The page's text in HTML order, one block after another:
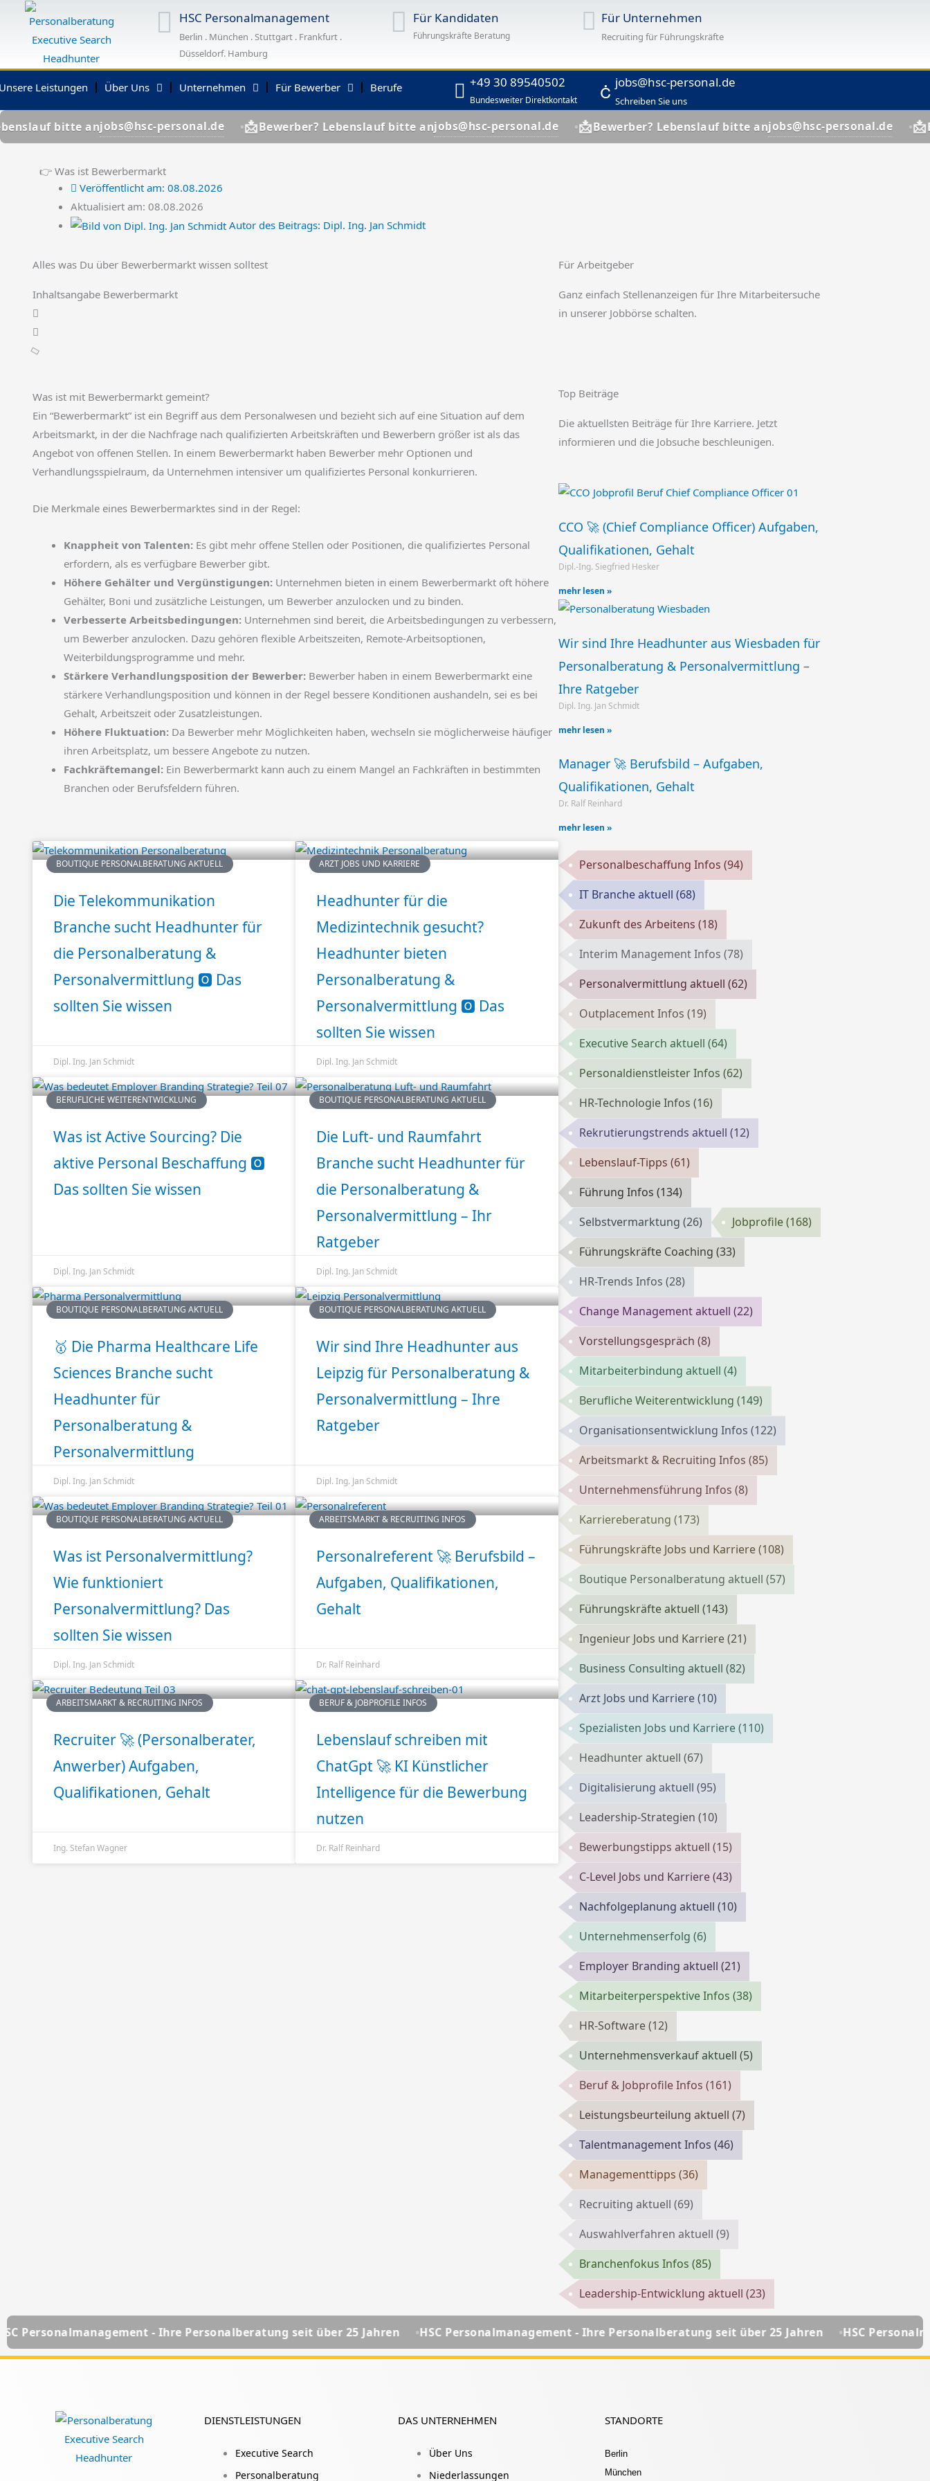
springen
HSC Personalmanagement
Berlin . München . Stuttgart . Frankfurt .
Düsseldorf. Hamburg
Für Kandidaten
Führungskräfte Beratung
Für Unternehmen
Recruiting für Führungskräfte
Leistungen Über Uns Unternehmen Für Bewerber Berufe +49 30 89540502
Bundesweiter Direktkontakt
jobs@hsc-personal.de
Schreiben Sie uns
anjobs@hsc-personal.de 📩Bewerber? Lebenslauf bitte anjobs@hsc-personal.de 📩Bewerber? Lebenslauf bitte anjobs@hsc-personal.de 📩
👉 Was ist Bewerbermarkt
Veröffentlicht am: 08.08.2026
Aktualisiert am: 08.08.2026
Autor des Beitrags: Dipl. Ing. Jan Schmidt
Alles was Du über Bewerbermarkt wissen solltest
Inhaltsangabe Bewerbermarkt
Was ist mit Bewerbermarkt gemeint?
Ein “Bewerbermarkt” ist ein Begriff aus dem Personalwesen und bezieht sich auf eine Situation auf dem
Arbeitsmarkt, in der die Nachfrage nach qualifizierten Arbeitskräften und Bewerbern größer ist als das
Angebot von offenen Stellen. In einem Bewerbermarkt haben Bewerber mehr Optionen und
Verhandlungsspielraum, da Unternehmen intensiver um qualifiziertes Personal konkurrieren.
Die Merkmale eines Bewerbermarktes sind in der Regel:
Knappheit von Talenten: Es gibt mehr offene Stellen oder Positionen, die qualifiziertes Personal
erfordern, als es verfügbare Bewerber gibt.
Höhere Gehälter und Vergünstigungen: Unternehmen bieten in einem Bewerbermarkt oft höhere
Gehälter, Boni und zusätzliche Leistungen, um Bewerber anzulocken und zu binden.
Verbesserte Arbeitsbedingungen: Unternehmen sind bereit, die Arbeitsbedingungen zu verbessern,
um Bewerber anzulocken. Dazu gehören flexible Arbeitszeiten, Remote-Arbeitsoptionen,
Weiterbildungsprogramme und mehr.
Stärkere Verhandlungsposition der Bewerber: Bewerber haben in einem Bewerbermarkt eine
stärkere Verhandlungsposition und können in der Regel bessere Konditionen aushandeln, sei es bei
Gehalt, Arbeitszeit oder Zusatzleistungen.
Höhere Fluktuation: Da Bewerber mehr Möglichkeiten haben, wechseln sie möglicherweise häufiger
ihren Arbeitsplatz, um bessere Angebote zu nutzen.
Fachkräftemangel: Ein Bewerbermarkt kann auch zu einem Mangel an Fachkräften in bestimmten
Branchen oder Berufsfeldern führen.
BOUTIQUE PERSONALBERATUNG AKTUELL
Die Telekommunikation
Branche sucht Headhunter für
die Personalberatung &
Personalvermittlung 🅾️ Das
sollten Sie wissen
Dipl. Ing. Jan Schmidt
ARZT JOBS UND KARRIERE
Headhunter für die
Medizintechnik gesucht?
Headhunter bieten
Personalberatung &
Personalvermittlung 🅾️ Das
sollten Sie wissen
Dipl. Ing. Jan Schmidt
BERUFLICHE WEITERENTWICKLUNG
Was ist Active Sourcing? Die
aktive Personal Beschaffung 🅾️
Das sollten Sie wissen
Dipl. Ing. Jan Schmidt
BOUTIQUE PERSONALBERATUNG AKTUELL
Die Luft- und Raumfahrt
Branche sucht Headhunter für
die Personalberatung &
Personalvermittlung – Ihr
Ratgeber
Dipl. Ing. Jan Schmidt
BOUTIQUE PERSONALBERATUNG AKTUELL
🥇 Die Pharma Healthcare Life
Sciences Branche sucht
Headhunter für
Personalberatung &
Personalvermittlung
Dipl. Ing. Jan Schmidt
BOUTIQUE PERSONALBERATUNG AKTUELL
Wir sind Ihre Headhunter aus
Leipzig für Personalberatung &
Personalvermittlung – Ihre
Ratgeber
Dipl. Ing. Jan Schmidt
BOUTIQUE PERSONALBERATUNG AKTUELL
Was ist Personalvermittlung?
Wie funktioniert
Personalvermittlung? Das
sollten Sie wissen
Dipl. Ing. Jan Schmidt
ARBEITSMARKT & RECRUITING INFOS
Personalreferent 🚀 Berufsbild –
Aufgaben, Qualifikationen,
Gehalt
Dr. Ralf Reinhard
ARBEITSMARKT & RECRUITING INFOS
Recruiter 🚀 (Personalberater,
Anwerber) Aufgaben,
Qualifikationen, Gehalt
Ing. Stefan Wagner
BERUF & JOBPROFILE INFOS
Lebenslauf schreiben mit
ChatGpt 🚀 KI Künstlicher
Intelligence für die Bewerbung
nutzen
Dr. Ralf Reinhard
Für Arbeitgeber
Ganz einfach Stellenanzeigen für Ihre Mitarbeitersuche
in unserer Jobbörse schalten.
Top Beiträge
Die aktuellsten Beiträge für Ihre Karriere. Jetzt
informieren und die Jobsuche beschleunigen.
CCO 🚀 (Chief Compliance Officer) Aufgaben,
Qualifikationen, Gehalt
Dipl.-Ing. Siegfried Hesker
mehr lesen »
Wir sind Ihre Headhunter aus Wiesbaden für
Personalberatung & Personalvermittlung –
Ihre Ratgeber
Dipl. Ing. Jan Schmidt
mehr lesen »
Manager 🚀 Berufsbild – Aufgaben,
Qualifikationen, Gehalt
Dr. Ralf Reinhard
mehr lesen »
Personalbeschaffung Infos (94)
IT Branche aktuell (68)
Zukunft des Arbeitens (18)
Interim Management Infos (78)
Personalvermittlung aktuell (62)
Outplacement Infos (19)
Executive Search aktuell (64)
Personaldienstleister Infos (62)
HR-Technologie Infos (16)
Rekrutierungstrends aktuell (12)
Lebenslauf-Tipps (61)
Führung Infos (134)
Selbstvermarktung (26) Jobprofile(168)
Führungskräfte Coaching (33)
HR-Trends Infos (28)
Change Management aktuell (22)
Vorstellungsgespräch (8)
Mitarbeiterbindung aktuell (4)
Berufliche Weiterentwicklung (149)
Organisationsentwicklung Infos (122)
Arbeitsmarkt & Recruiting Infos (85)
Unternehmensführung Infos (8)
Karriereberatung (173)
Führungskräfte Jobs und Karriere(108)
Boutique Personalberatung aktuell (57)
Führungskräfte aktuell (143)
Ingenieur Jobs und Karriere(21)
Business Consulting aktuell (82)
Arzt Jobs und Karriere(10)
Spezialisten Jobs und Karriere(110)
Headhunter aktuell (67)
Digitalisierung aktuell (95)
Leadership-Strategien (10)
Bewerbungstipps aktuell (15)
C-Level Jobs und Karriere(43)
Nachfolgeplanung aktuell (10)
Unternehmenserfolg (6)
Employer Branding aktuell (21)
Mitarbeiterperspektive Infos (38)
HR-Software(12)
Unternehmensverkauf aktuell (5)
Beruf & Jobprofile Infos (161)
Leistungsbeurteilung aktuell (7)
Talentmanagement Infos (46)
Managementtipps (36)
Recruiting aktuell (69)
Auswahlverfahren aktuell (9)
Branchenfokus Infos (85)
Leadership-Entwicklung aktuell (23)
- Ihre Personalberatung seit über 25 Jahren HSC Personalmanagement - Ihre Personalberatung seit über 25 Jahren HSC Personalmanagement -
DIENSTLEISTUNGEN
Executive Search
Personalberatung
DAS UNTERNEHMEN
Über Uns
Niederlassungen
STANDORTE
Berlin
München